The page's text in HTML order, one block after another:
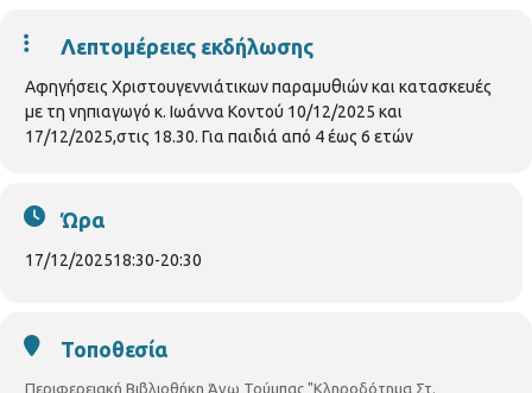
Λεπτομέρειες εκδήλωσης
Αφηγήσεις Χριστουγεννιάτικων παραμυθιών και κατασκευές
με τη νηπιαγωγό κ. Ιωάννα Κοντού 10/12/2025 και
17/12/2025,στις 18.30. Για παιδιά από 4 έως 6 ετών
Ώρα
17/12/202518:30-20:30
Τοποθεσία
Περιφερειακή Βιβλιοθήκη Άνω Τούμπας "Κληροδότημα Στ.